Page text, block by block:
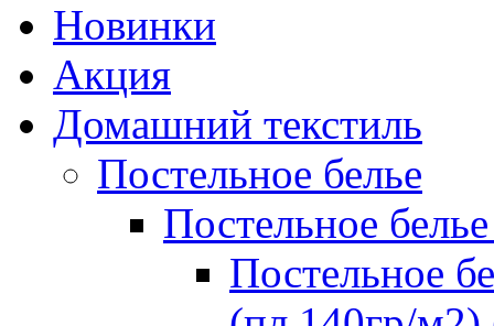
Новинки
Акция
Домашний текстиль
Постельное белье
Постельное
Постельное